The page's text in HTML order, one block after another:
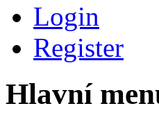
Login
Register
Hlavní